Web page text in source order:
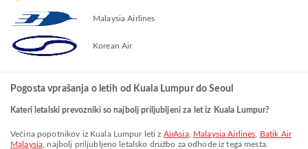
Malaysia Airlines
Korean Air
Pogosta vprašanja o letih od Kuala Lumpur do Seoul
Kateri letalski prevozniki so najbolj priljubljeni za let iz Kuala Lumpur?
Večina popotnikov iz Kuala Lumpur leti z AirAsia, Malaysia Airlines
Batik Air
Malaysia , najbolj priljubljeno letalsko družbo za odhode iz tega mesta.